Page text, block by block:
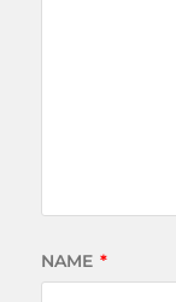
NAME *